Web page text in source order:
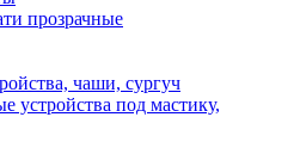
прозрачные
чаши, сургуч
устройства под мастику,